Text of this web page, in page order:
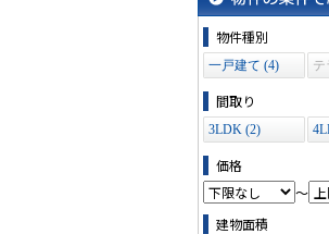
物件の条件で絞
物件種別
一戸建て (4)
テ
間取り
3LDK (2)
価格
～
建物面積